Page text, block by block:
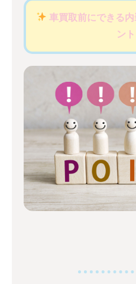
車買取前にできる
ント